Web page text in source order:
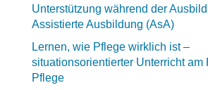
Unterstützung während der
Assistierte Ausbildung (AsA)
Lernen, wie Pflege wirklich ist –
situationsorientierter Unterricht am
Pflege